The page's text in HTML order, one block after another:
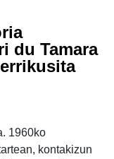
du Tamara
1960ko
kontakizun